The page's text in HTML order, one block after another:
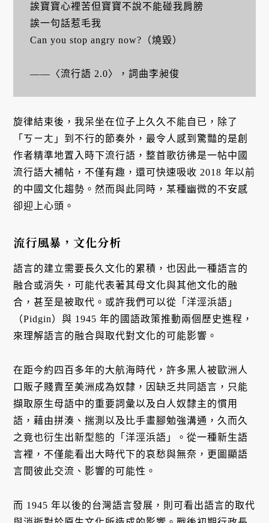
誒寶寶心裡苦但寶寶不說不能碰我肩膀
誒一句話惹毛我
Can you stop angry now?（燒毀）
——〈流行語 2.0〉，詞曲李昶俊
旋律結束後，我呆坐在位子上久久不能自已，除了
「ㄎㄧㄤ」到不行的節奏外，最令人感到驚豔的是創
作者精準地置入時下流行語，整首歌彷彿是一帖中國
流行語大補帖，不僅有趣，還可快速吸收 2018 年以前
的中國文化趨勢。然而與此同時，某種幽微的不安感
卻迎上心頭。
流行風暴，文化分析
語言的建立需要長久文化的累積，也因此一種語言的
融合或消失，可能代表著其母文化與其他文化的融
合，甚至是被取代。或許我們可以從「洋涇浜語」
（Pidgin）與 1945 年的國語政策推動兩個歷史進程，
來理解語言的融合與取代對文化的可能影響。
在距今約四百多年的大航海時代，許多黑人被歐洲人
口販子賤賣至美洲成為奴隸，因缺乏共同語言，只能
擷取原生母語中的重要詞彙以及白人奴隸主的慣用
語，藉由拼湊、揣測以及比手畫腳勉強溝通，久而久
之竟也衍生出新型態的「洋涇浜語」。從一種新生語
言裡，不僅能看出大時代下的哀愁與無奈，更圖顯語
言間彼此交流、影響的可能性。
而 1945 年以後的台灣語言發展，則可看出語言的取代